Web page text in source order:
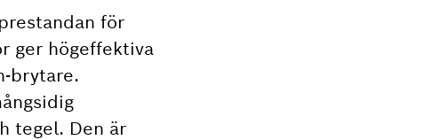
för
ger högeffektiva
brytare.
tegel. Den är